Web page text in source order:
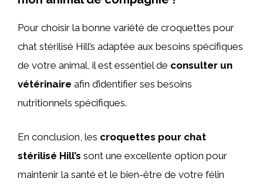
Pour choisir la bonne variété de croquettes pour
chat stérilisé Hill’s adaptée aux besoins spécifiques
de votre animal, il est essentiel de consulter un
vétérinaire afin d’identifier ses besoins
nutritionnels spécifiques.
En conclusion, les croquettes pour chat
stérilisé Hill’s sont une excellente option pour
maintenir la santé et le bien-être de votre félin